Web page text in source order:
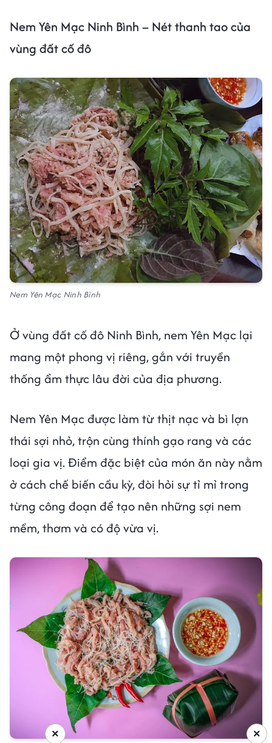
Nem Yên Mạc Ninh Bình – Nét thanh tao của
vùng đất cố đô
Nem Yên Mạc Ninh Bình
Ở vùng đất cố đô Ninh Bình, nem Yên Mạc lại
mang một phong vị riêng, gắn với truyền
thống ẩm thực lâu đời của địa phương.
Nem Yên Mạc được làm từ thịt nạc và bì lợn
thái sợi nhỏ, trộn cùng thính gạo rang và các
loại gia vị. Điểm đặc biệt của món ăn này nằm
ở cách chế biến cầu kỳ, đòi hỏi sự tỉ mỉ trong
từng công đoạn để tạo nên những sợi nem
mềm, thơm và có độ vừa vị.
×
×